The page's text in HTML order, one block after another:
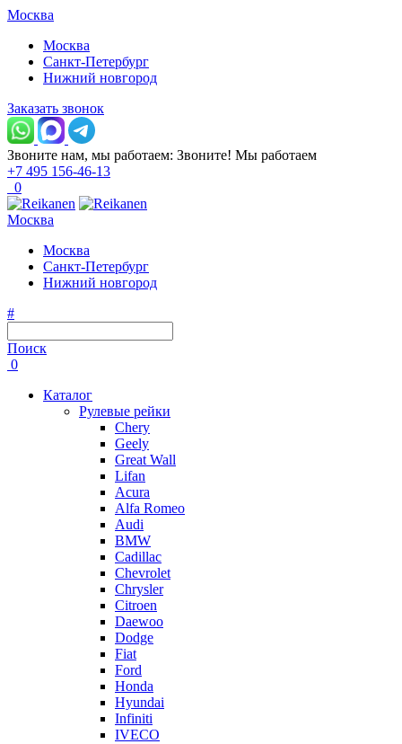
Москва
Москва
Санкт-Петербург
Нижний новгород
Заказать звонок
Звоните нам, мы работаем: Звоните! Мы работаем
+7 495 156-46-13
0
Москва
Москва
Санкт-Петербург
Нижний новгород
#
Поиск
0
Каталог
Рулевые рейки
Chery
Geely
Great Wall
Lifan
Acura
Alfa Romeo
Audi
BMW
Cadillac
Chevrolet
Chrysler
Citroen
Daewoo
Dodge
Fiat
Ford
Honda
Hyundai
Infiniti
IVECO